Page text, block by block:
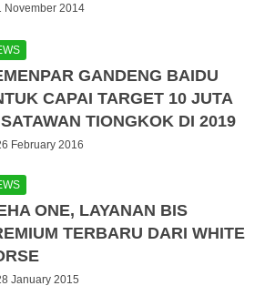
November 2014
GANDENG BAIDU
CAPAI TARGET 10 JUTA
TIONGKOK DI 2019
February 2016
ONE, LAYANAN BIS
TERBARU DARI WHITE
January 2015